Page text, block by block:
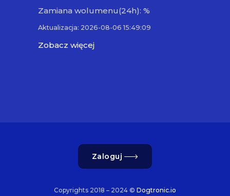
Zamiana wolumenu(24h): %
Aktualizacja: 2026-08-06 15:49:09
Zobacz więcej
Zaloguj
Copyrights 2018 – 2024 © Dogtronic.io